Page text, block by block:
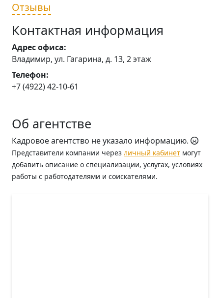
Отзывы
Контактная информация
Адрес офиса:
Владимир, ул. Гагарина, д. 13, 2 этаж
Телефон:
+7 (4922) 42-10-61
Об агентстве
Кадровое агентство не указало информацию.
Представители компании через личный кабинет могут
добавить описание о специализации, услугах, условиях
работы с работодателями и соискателями.